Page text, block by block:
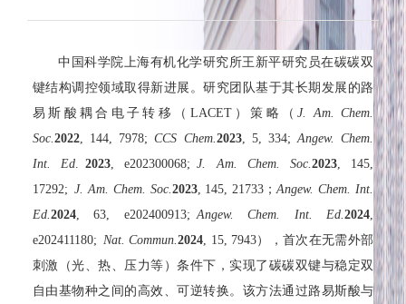
中国科学院上海有机化学研究所王新平研究员在碳碳双
键结构调控领域取得新进展。研究团队基于其长期发展的路
易斯酸耦合电子转移（LACET）策略（J. Am. Chem.
Soc.2022, 144, 7978;CCS Chem.2023, 5, 334;Angew. Chem.
Int. Ed.2023, e202300068; J. Am. Chem. Soc.2023, 145,
17292; J. Am. Chem. Soc.2023, 145, 21733；Angew. Chem. Int.
Ed.2024, 63, e202400913;Angew. Chem. Int. Ed.2024,
e202411180; Nat. Commun.2024, 15, 7943），首次在无需外部
刺激（光、热、压力等）条件下，实现了碳碳双键与稳定双
自由基物种之间的高效、可逆转换。该方法通过路易斯酸与